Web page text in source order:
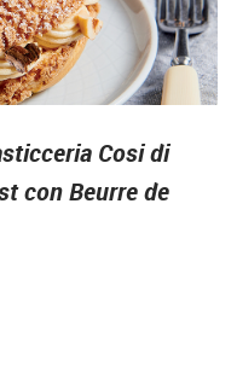
Cosi di
con Beurre de